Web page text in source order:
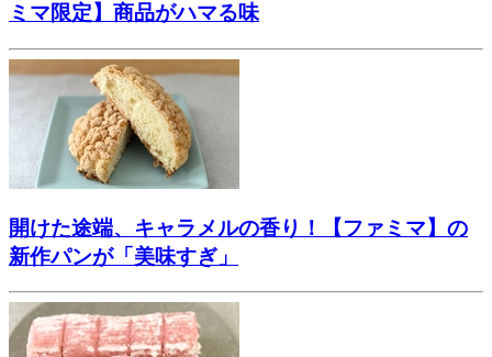
ミマ限定】商品がハマる味
開けた途端、キャラメルの香り！【ファミマ】の
新作パンが「美味すぎ」